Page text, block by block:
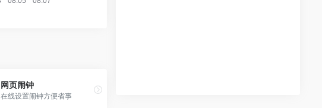
网页闹钟
在线设置闹钟方便省事